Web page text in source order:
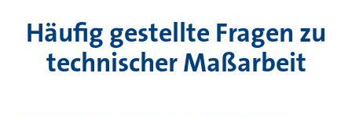
Häufig gestellte Fragen zu
technischer Maßarbeit